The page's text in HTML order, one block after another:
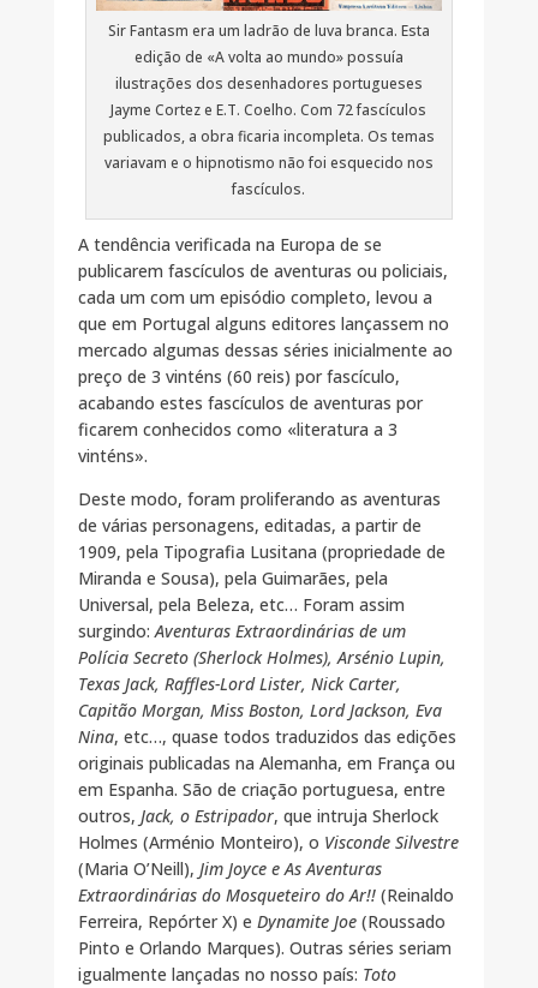
Sir Fantasm era um ladrão de luva branca. Esta
edição de «A volta ao mundo» possuía
ilustrações dos desenhadores portugueses
Jayme Cortez e E.T. Coelho. Com 72 fascículos
publicados, a obra ficaria incompleta. Os temas
variavam e o hipnotismo não foi esquecido nos
fascículos.
A tendência verificada na Europa de se
publicarem fascículos de aventuras ou policiais,
cada um com um episódio completo, levou a
que em Portugal alguns editores lançassem no
mercado algumas dessas séries inicialmente ao
preço de 3 vinténs (60 reis) por fascículo,
acabando estes fascículos de aventuras por
ficarem conhecidos como «literatura a 3
vinténs».
Deste modo, foram proliferando as aventuras
de várias personagens, editadas, a partir de
1909, pela Tipografia Lusitana (propriedade de
Miranda e Sousa), pela Guimarães, pela
Universal, pela Beleza, etc… Foram assim
surgindo:Aventuras Extraordinárias de um
Polícia Secreto (Sherlock Holmes), Arsénio Lupin,
Texas Jack, Raffles-Lord Lister, Nick Carter,
Capitão Morgan, Miss Boston, Lord Jackson, Eva
Nina, etc…, quase todos traduzidos das edições
originais publicadas na Alemanha, em França ou
em Espanha. São de criação portuguesa, entre
outros, Jack, o Estripador, que intruja Sherlock
Holmes (Arménio Monteiro), o Visconde Silvestre
(Maria O’Neill), Jim Joyce e As Aventuras
Extraordinárias do Mosqueteiro do Ar!!(Reinaldo
Ferreira, Repórter X) e Dynamite Joe(Roussado
Pinto e Orlando Marques). Outras séries seriam
igualmente lançadas no nosso país: Toto